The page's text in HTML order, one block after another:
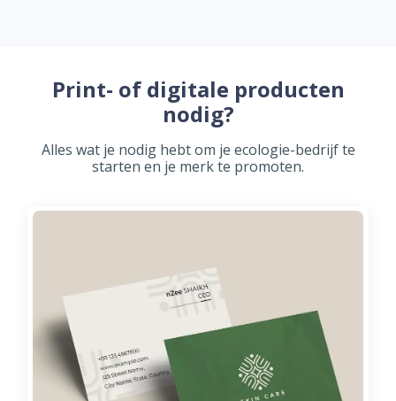
Print- of digitale producten
nodig?
Alles wat je nodig hebt om je ecologie-bedrijf te
starten en je merk te promoten.